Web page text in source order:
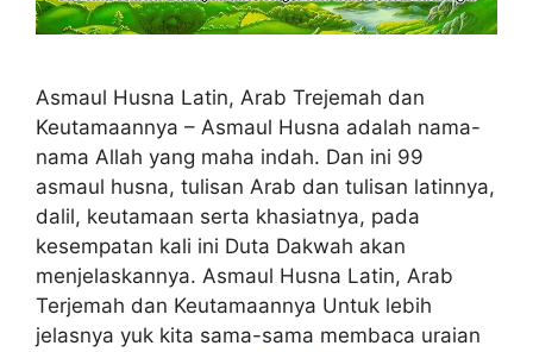
Asmaul Husna Latin, Arab Trejemah dan
Keutamaannya – Asmaul Husna adalah nama-
nama Allah yang maha indah. Dan ini 99
asmaul husna, tulisan Arab dan tulisan latinnya,
dalil, keutamaan serta khasiatnya, pada
kesempatan kali ini Duta Dakwah akan
menjelaskannya. Asmaul Husna Latin, Arab
Terjemah dan Keutamaannya Untuk lebih
jelasnya yuk kita sama-sama membaca uraian